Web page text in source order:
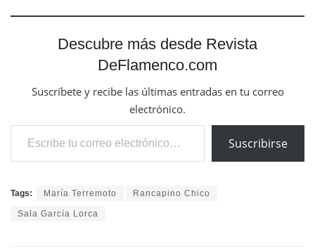
Descubre más desde Revista
DeFlamenco.com
Suscríbete y recibe las últimas entradas en tu correo
electrónico.
Escribe tu correo electrónico…
Suscribirse
Tags: María Terremoto Rancapino Chico
Sala García Lorca